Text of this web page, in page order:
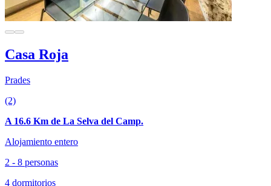
Casa Roja
Prades
(2)
A 16.6 Km de La Selva del Camp.
Alojamiento entero
2 - 8 personas
4 dormitorios